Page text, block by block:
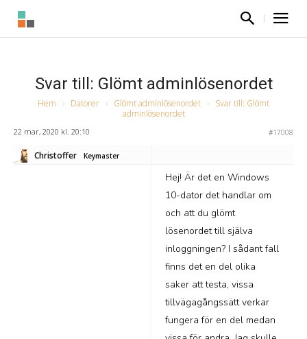
Svar till: Glömt adminlösenordet
Hem › Datorer › Glömt adminlösenordet › Svar till: Glömt
adminlösenordet
22 mar, 2020 kl. 20:10 #17008
Christoffer Keymaster
Hej! Är det en Windows
10-dator det handlar om
och att du glömt
lösenordet till själva
inloggningen? I sådant fall
finns det en del olika
saker att testa, vissa
tillvägagångssätt verkar
fungera för en del medan